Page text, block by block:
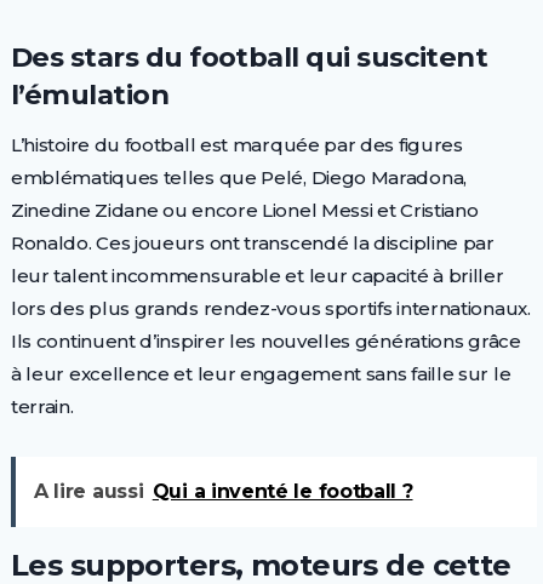
Des stars du football qui suscitent
l’émulation
L’histoire du football est marquée par des figures
emblématiques telles que Pelé, Diego Maradona,
Zinedine Zidane ou encore Lionel Messi et Cristiano
Ronaldo. Ces joueurs ont transcendé la discipline par
leur talent incommensurable et leur capacité à briller
lors des plus grands rendez-vous sportifs internationaux.
Ils continuent d’inspirer les nouvelles générations grâce
à leur excellence et leur engagement sans faille sur le
terrain.
A lire aussi Qui a inventé le football ?
Les supporters, moteurs de cette